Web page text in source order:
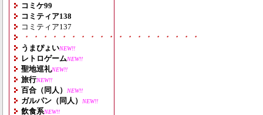
コミケ99
コミティア138
コミティア137
・・・・・・・・・・・・・・・・・・・
うまぴょいNEW!!
レトロゲームNEW!!
聖地巡礼NEW!!
旅行NEW!!
百合（同人） NEW!!
ガルパン（同人） NEW!!
飲食系NEW!!